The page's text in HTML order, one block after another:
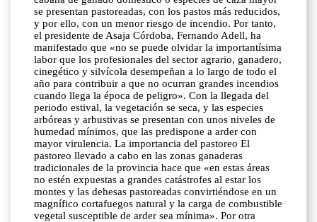
se presentan pastoreadas, con los pastos más reducidos,
y por ello, con un menor riesgo de incendio. Por tanto,
el presidente de Asaja Córdoba, Fernando Adell, ha
manifestado que «no se puede olvidar la importantísima
labor que los profesionales del sector agrario, ganadero,
cinegético y silvícola desempeñan a lo largo de todo el
año para contribuir a que no ocurran grandes incendios
cuando llega la época de peligro». Con la llegada del
periodo estival, la vegetación se seca, y las especies
arbóreas y arbustivas se presentan con unos niveles de
humedad mínimos, que las predispone a arder con
mayor virulencia. La importancia del pastoreo El
pastoreo llevado a cabo en las zonas ganaderas
tradicionales de la provincia hace que «en estas áreas
no estén expuestas a grandes catástrofes al estar los
montes y las dehesas pastoreadas convirtiéndose en un
magnífico cortafuegos natural y la carga de combustible
vegetal susceptible de arder sea mínima». Por otra